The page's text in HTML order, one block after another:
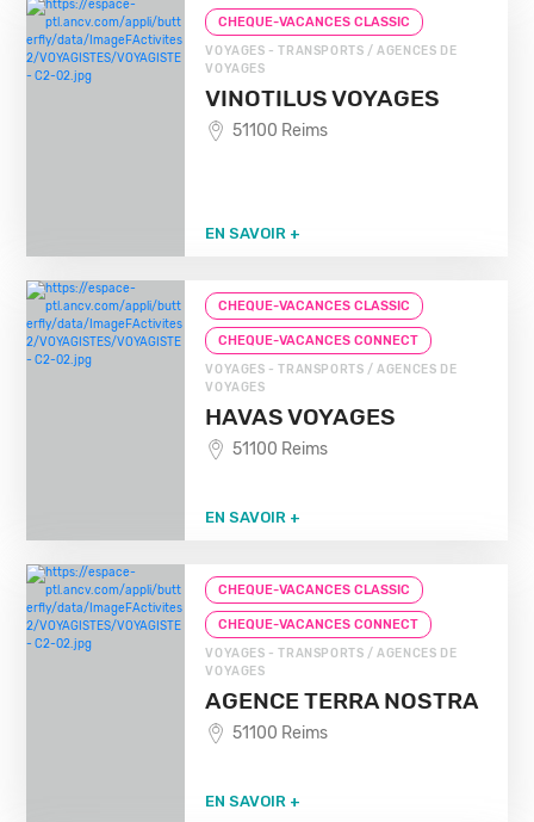
CHEQUE-VACANCES CLASSIC
VOYAGES - TRANSPORTS / AGENCES DE
VOYAGES
VINOTILUS VOYAGES
51100 Reims
EN SAVOIR +
CHEQUE-VACANCES CLASSIC
CHEQUE-VACANCES CONNECT
VOYAGES - TRANSPORTS / AGENCES DE
VOYAGES
HAVAS VOYAGES
51100 Reims
EN SAVOIR +
CHEQUE-VACANCES CLASSIC
CHEQUE-VACANCES CONNECT
VOYAGES - TRANSPORTS / AGENCES DE
VOYAGES
AGENCE TERRA NOSTRA
51100 Reims
EN SAVOIR +